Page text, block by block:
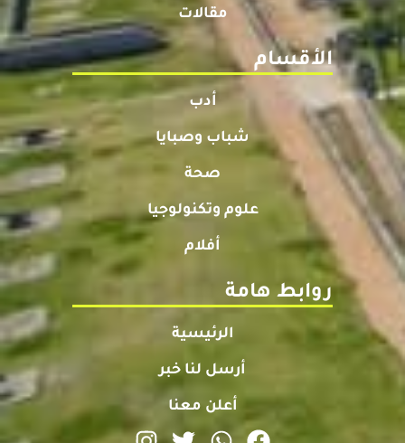
مقالات
الأقسام
أدب
شباب وصبايا
صحة
علوم وتكنولوجيا
أفلام
روابط هامة
الرئيسية
أرسل لنا خبر
أعلن معنا